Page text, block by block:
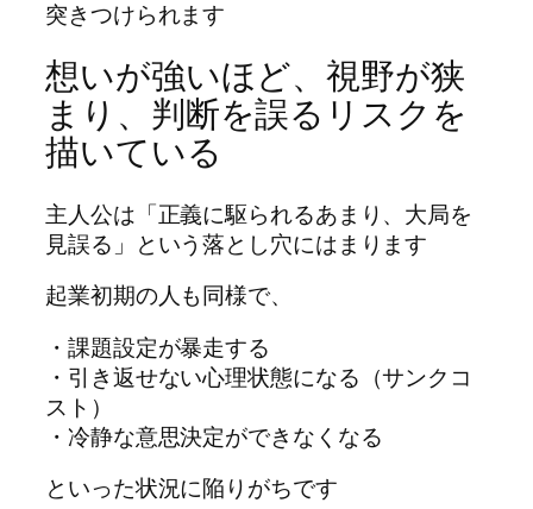
突きつけられます
想いが強いほど、視野が狭
まり、判断を誤るリスクを
描いている
主人公は「正義に駆られるあまり、大局を
見誤る」という落とし穴にはまります
起業初期の人も同様で、
・課題設定が暴走する
・引き返せない心理状態になる（サンクコ
スト）
・冷静な意思決定ができなくなる
といった状況に陥りがちです